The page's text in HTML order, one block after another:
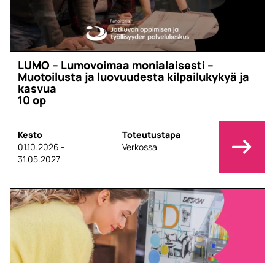
LUMO – Lumovoimaa monialaisesti –
Muotoilusta ja luovuudesta kilpailukykyä ja
kasvua
10 op
Kesto
01.10.2026 -
31.05.2027
Toteutustapa
Verkossa